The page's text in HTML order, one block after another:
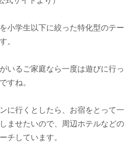
小学生以下に絞った特化型のテー
。
いるご家庭なら一度は遊びに行っ
すね。
に行くとしたら、お宿をとって一
ませたいので、周辺ホテルなどの
チしています。